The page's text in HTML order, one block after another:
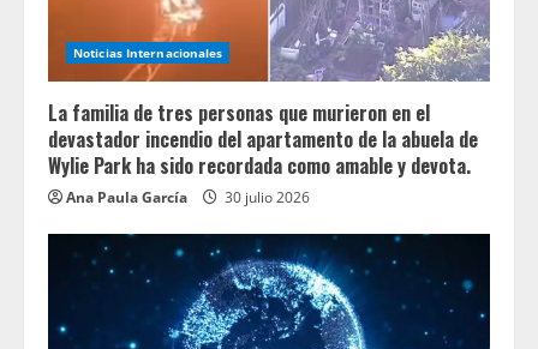
Noticias Internacionales
La familia de tres personas que murieron en el
devastador incendio del apartamento de la abuela de
Wylie Park ha sido recordada como amable y devota.
Ana Paula García 30 julio 2026